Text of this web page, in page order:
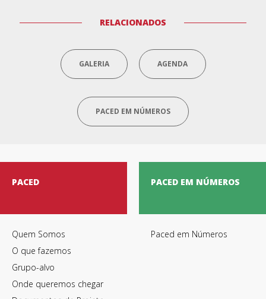
RELACIONADOS
GALERIA AGENDA
PACED EM NÚMEROS
PACED
Quem Somos
O que fazemos
Grupo-alvo
Onde queremos chegar
PACED EM NÚMEROS
Paced em Números